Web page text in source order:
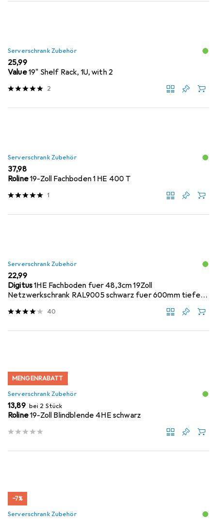
Serverschrank Zubehör
EUR
25,99
Value19" Shelf Rack, 1U, with 2
2
Serverschrank Zubehör
EUR
37,98
Roline19-Zoll Fachboden 1 HE 400 T
1
Serverschrank Zubehör
EUR
22,99
Digitus1HE Fachboden fuer 48,3cm 19Zoll
Netzwerkschrank RAL9005 schwarz fuer 600mm tiefe
40
MENGENRABATT
Serverschrank Zubehör
EUR
13,89 bei 2 Stück
Roline19-Zoll Blindblende 4HE schwarz
−7%
Serverschrank Zubehör